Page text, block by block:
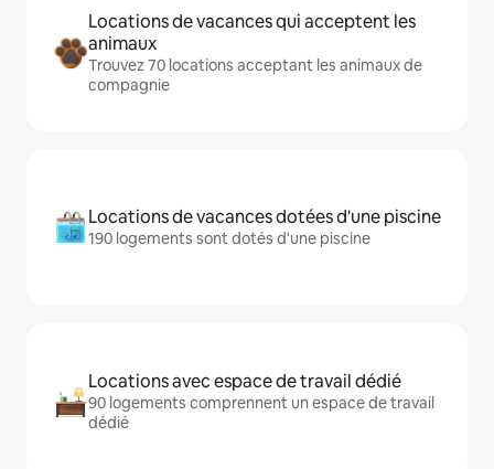
Locations de vacances qui acceptent les
animaux
Trouvez 70 locations acceptant les animaux de
compagnie
Locations de vacances dotées d'une piscine
190 logements sont dotés d'une piscine
Locations avec espace de travail dédié
90 logements comprennent un espace de travail
dédié